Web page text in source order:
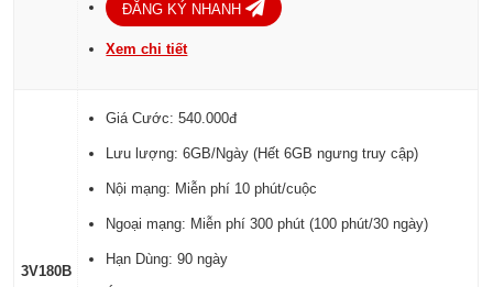
ĐĂNG KÝ NHANH
Xem chi tiết
3V180B
Giá Cước: 540.000đ
Lưu lượng: 6GB/Ngày (Hết 6GB ngưng truy cập)
Nội mạng: Miễn phí 10 phút/cuộc
Ngoại mạng: Miễn phí 300 phút (100 phút/30 ngày)
Hạn Dùng: 90 ngày